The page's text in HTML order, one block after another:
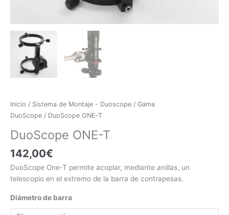
Inicio / Sistema de Montaje - Duoscope / Gama
DuoScope / DuoScope ONE-T
DuoScope ONE-T
142,00€
DuoScope One-T permite acoplar, mediante anillas, un
telescopio en el extremo de la barra de contrapesas.
Diámetro de barra